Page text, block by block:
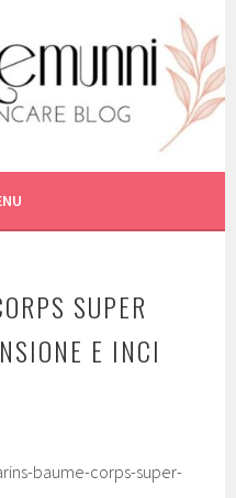
SUPER
E INCI